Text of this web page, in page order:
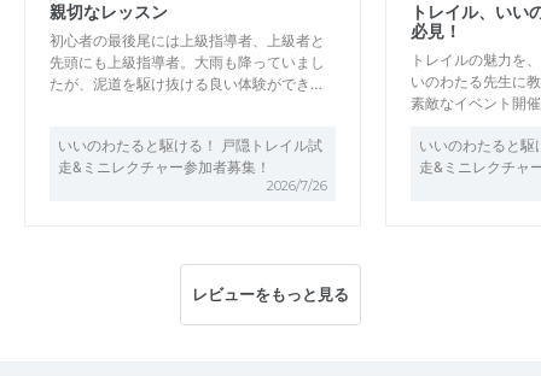
親切なレッスン
初心者の最後尾には上級指導者、上級者と
先頭にも上級指導者。大雨も降っていまし
たが、泥道を駆け抜ける良い体験ができ…
いいのわたると駆ける！ 戸隠トレイル試
走&ミニレクチャー参加者募集！
2026/7/26
トレイル、いい
必見！
トレイルの魅力を
いのわたる先生に
素敵なイベント開
いいのわたると駆
走&ミニレクチャ
レビューをもっと見る